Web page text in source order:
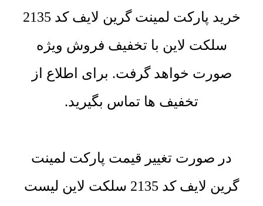
خرید پارکت لمینت گرین لایف کد 2135
سلکت لاین با تخفیف فروش ویژه
صورت خواهد گرفت. برای اطلاع از
تخفیف ها تماس بگیرید.
در صورت تغییر قیمت پارکت لمینت
گرین لایف کد 2135 سلکت لاین لیست